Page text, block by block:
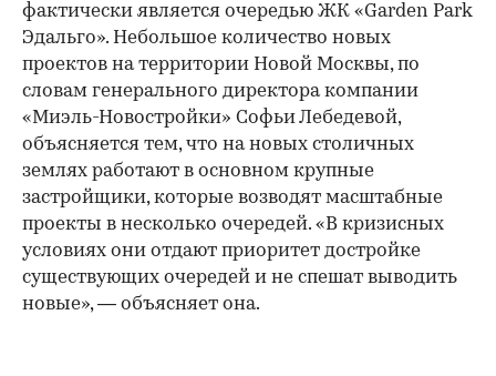
фактически является очередью ЖК «Garden Park
Эдальго». Небольшое количество новых
проектов на территории Новой Москвы, по
словам генерального директора компании
«Миэль-Новостройки» Софьи Лебедевой,
объясняется тем, что на новых столичных
землях работают в основном крупные
застройщики, которые возводят масштабные
проекты в несколько очередей. «В кризисных
условиях они отдают приоритет достройке
существующих очередей и не спешат выводить
новые», — объясняет она.